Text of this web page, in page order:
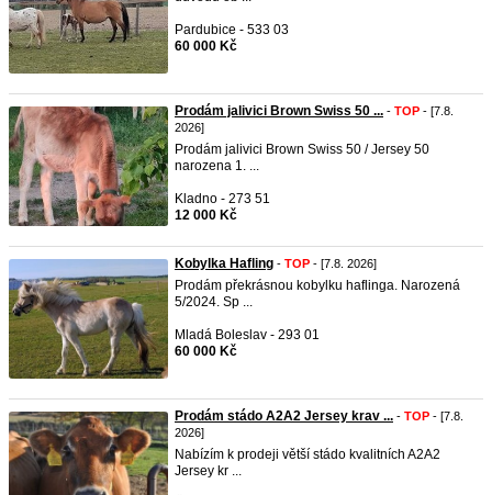
Pardubice - 533 03
60 000 Kč
Prodám jalivici Brown Swiss 50 ... - TOP - [7.8.
2026]
Prodám jalivici Brown Swiss 50 / Jersey 50
narozena 1. ...
Kladno - 273 51
12 000 Kč
Kobylka Hafling - TOP - [7.8. 2026]
Prodám překrásnou kobylku haflinga. Narozená
5/2024. Sp ...
Mladá Boleslav - 293 01
60 000 Kč
Prodám stádo A2A2 Jersey krav ... - TOP - [7.8.
2026]
Nabízím k prodeji větší stádo kvalitních A2A2
Jersey kr ...